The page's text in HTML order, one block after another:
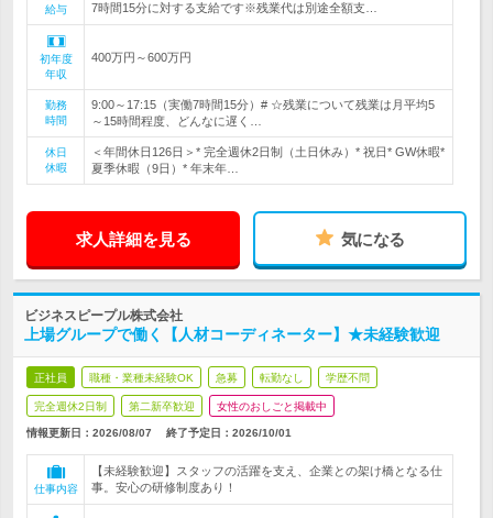
給与
7時間15分に対する支給です※残業代は別途全額支…
初年度
年収
400万円～600万円
勤務
時間
9:00～17:15（実働7時間15分）# ☆残業について残業は月平均5
～15時間程度、どんなに遅く…
休日
休暇
＜年間休日126日＞* 完全週休2日制（土日休み）* 祝日* GW休暇*
夏季休暇（9日）* 年末年…
求人詳細を見る 気になる
ビジネスピープル株式会社
上場グループで働く【人材コーディネーター】★未経験歓迎
正社員 職種・業種未経験OK 急募 転勤なし 学歴不問
完全週休2日制 第二新卒歓迎 女性のおしごと掲載中
情報更新日：2026/08/07 終了予定日： 2026/10/01
仕事内容
【未経験歓迎】スタッフの活躍を支え、企業との架け橋となる仕
事。安心の研修制度あり！